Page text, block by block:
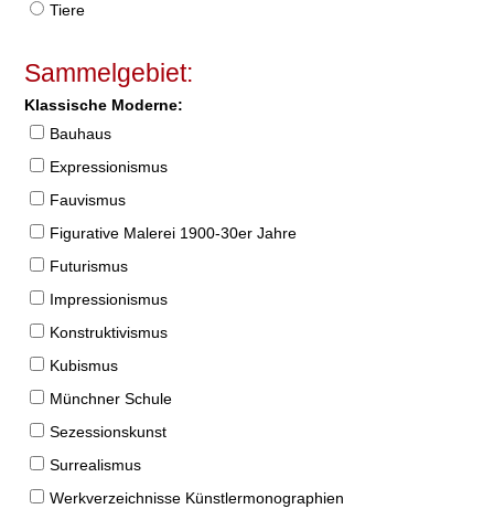
Tiere
Sammelgebiet:
Klassische Moderne:
Bauhaus
Expressionismus
Fauvismus
Figurative Malerei 1900-30er Jahre
Futurismus
Impressionismus
Konstruktivismus
Kubismus
Münchner Schule
Sezessionskunst
Surrealismus
Werkverzeichnisse Künstlermonographien